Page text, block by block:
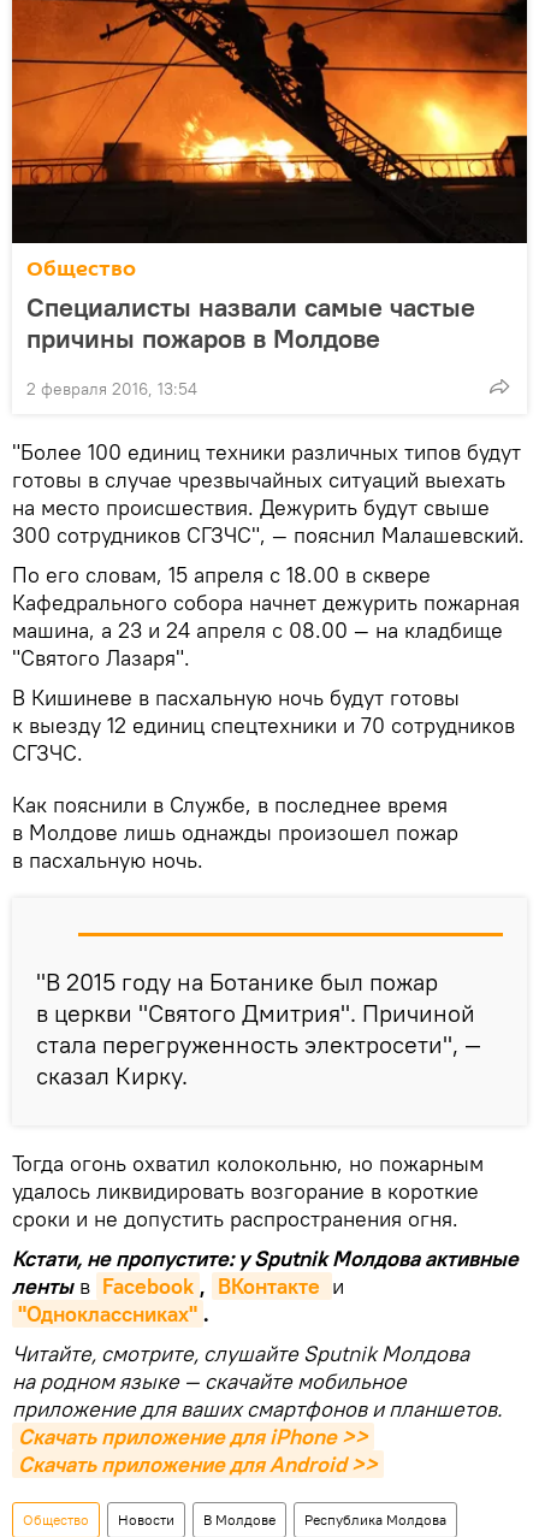
Общество
Специалисты назвали самые частые
причины пожаров в Молдове
2 февраля 2016, 13:54
"Более 100 единиц техники различных типов будут
готовы в случае чрезвычайных ситуаций выехать
на место происшествия. Дежурить будут свыше
300 сотрудников СГЗЧС", — пояснил Малашевский.
По его словам, 15 апреля с 18.00 в сквере
Кафедрального собора начнет дежурить пожарная
машина, а 23 и 24 апреля с 08.00 — на кладбище
"Святого Лазаря".
В Кишиневе в пасхальную ночь будут готовы
к выезду 12 единиц спецтехники и 70 сотрудников
СГЗЧС.
Как пояснили в Службе, в последнее время
в Молдове лишь однажды произошел пожар
в пасхальную ночь.
"В 2015 году на Ботанике был пожар
в церкви "Святого Дмитрия". Причиной
стала перегруженность электросети", —
сказал Кирку.
Тогда огонь охватил колокольню, но пожарным
удалось ликвидировать возгорание в короткие
сроки и не допустить распространения огня.
Кстати, не пропустите: у Sputnik Молдова активные
ленты в Facebook , ВКонтакте и
"Одноклассниках" .
Читайте, смотрите, слушайте Sputnik Молдова
на родном языке — скачайте мобильное
приложение для ваших смартфонов и планшетов.
Скачать приложение для iPhone >>
Скачать приложение для Android >>
Общество Новости В Молдове Республика Молдова